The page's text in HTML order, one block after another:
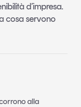
d’impresa.
cosa servono
alla